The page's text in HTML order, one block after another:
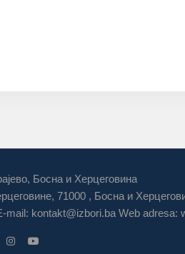
Босна и Херцеговина
71000 , Босна и
mail: kontakt@izbori.baWeb adresa: